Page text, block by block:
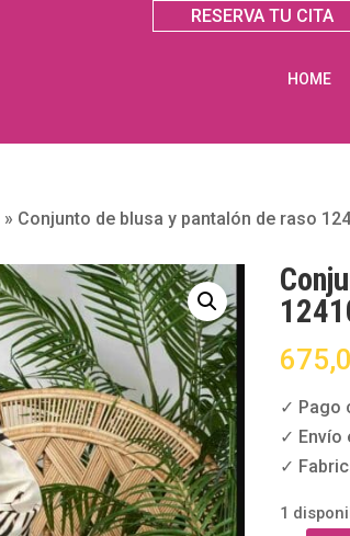
RESERVA TU CITA
HOME
» Conjunto de blusa y pantalón de raso
✓ Pago
✓ Envío
✓
1